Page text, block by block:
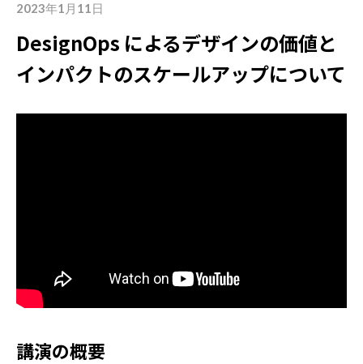
2023年1月11日
DesignOps によるデザインの価値と
インパクトのスケールアップについて
講演の概要